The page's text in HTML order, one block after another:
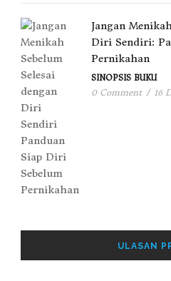
Jangan
Diri Sendiri:
Pernikahan
SINOPSIS BUKU
0 Comment / 16
ULASAN